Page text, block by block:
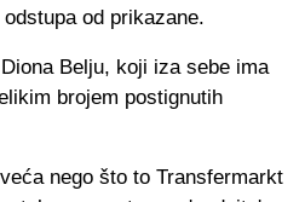
od prikazane.
Belju, koji iza sebe ima
brojem postignutih
nego što to Transfermarkt